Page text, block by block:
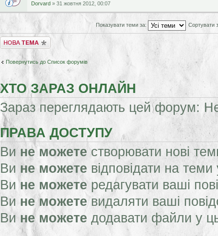
Dorvard » 31 жовтня 2012, 00:07
Показувати теми за: Сортувати
Створити нову тему
Повернутись до Список форумів
ХТО ЗАРАЗ ОНЛАЙН
Зараз переглядають цей форум:
ПРАВА ДОСТУПУ
Ви не можете створювати нові
Ви не можете відповідати на
Вине можетередагувати ваші
Ви не можете видаляти ваші
Ви не можете додавати файли у